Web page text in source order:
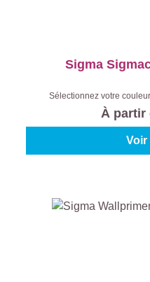
Sigma
Sélectionnez votre
À partir
Voir